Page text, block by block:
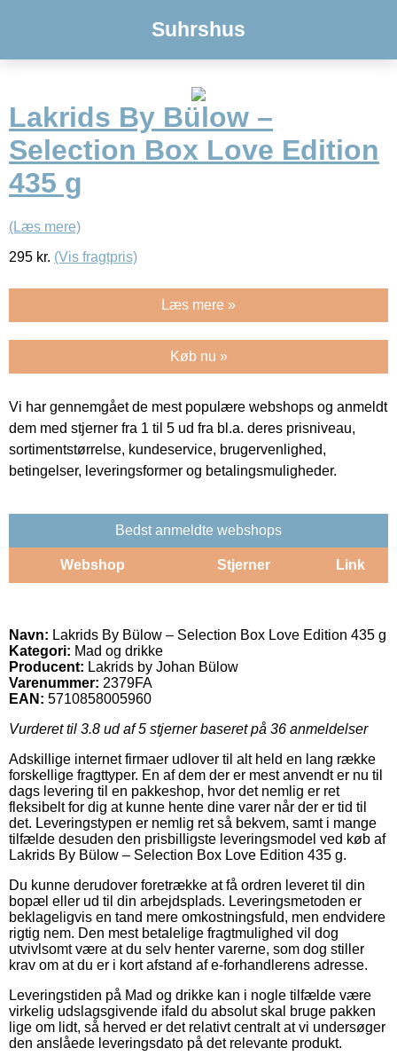
Suhrshus
Lakrids By Bülow –
Selection Box Love Edition
435 g
(Læs mere)
295 kr. (Vis fragtpris)
Læs mere »
Køb nu »
Vi har gennemgået de mest populære webshops og anmeldt
dem med stjerner fra 1 til 5 ud fra bl.a. deres prisniveau,
sortimentstørrelse, kundeservice, brugervenlighed,
betingelser, leveringsformer og betalingsmuligheder.
Bedst anmeldte webshops
Webshop Stjerner Link
Navn: Lakrids By Bülow – Selection Box Love Edition 435 g
Kategori: Mad og drikke
Producent: Lakrids by Johan Bülow
Varenummer: 2379FA
EAN: 5710858005960
Vurderet til 3.8 ud af 5 stjerner baseret på 36 anmeldelser
Adskillige internet firmaer udlover til alt held en lang række
forskellige fragttyper. En af dem der er mest anvendt er nu til
dags levering til en pakkeshop, hvor det nemlig er ret
fleksibelt for dig at kunne hente dine varer når der er tid til
det. Leveringstypen er nemlig ret så bekvem, samt i mange
tilfælde desuden den prisbilligste leveringsmodel ved køb af
Lakrids By Bülow – Selection Box Love Edition 435 g.
Du kunne derudover foretrække at få ordren leveret til din
bopæl eller ud til din arbejdsplads. Leveringsmetoden er
beklageligvis en tand mere omkostningsfuld, men endvidere
rigtig nem. Den mest betalelige fragtmulighed vil dog
utvivlsomt være at du selv henter varerne, som dog stiller
krav om at du er i kort afstand af e-forhandlerens adresse.
Leveringstiden på Mad og drikke kan i nogle tilfælde være
virkelig udslagsgivende ifald du absolut skal bruge pakken
lige om lidt, så herved er det relativt centralt at vi undersøger
den anslåede leveringsdato på det relevante produkt.